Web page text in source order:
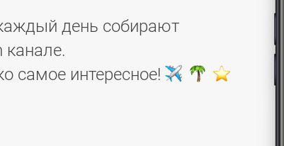
день собирают
канале.
самое интересное!